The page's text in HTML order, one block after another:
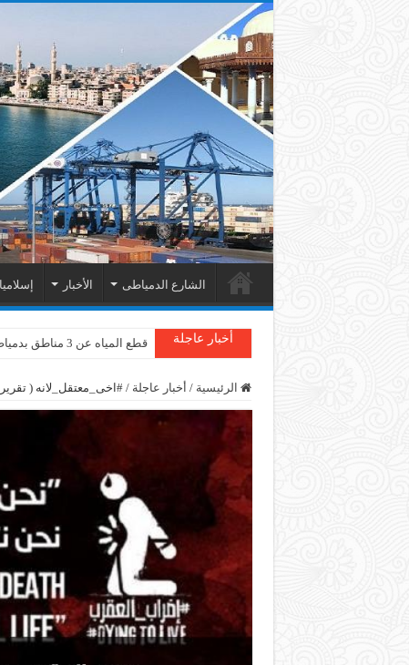
الشارع الدمياطى الأخبار
أخبار عاجلة قطع المياه عن 3 مناطق بدمياط
دمياط : سقوط شجرة على
الرئيسية / أخبار عاجلة / #اخى_معتقل_لانه (